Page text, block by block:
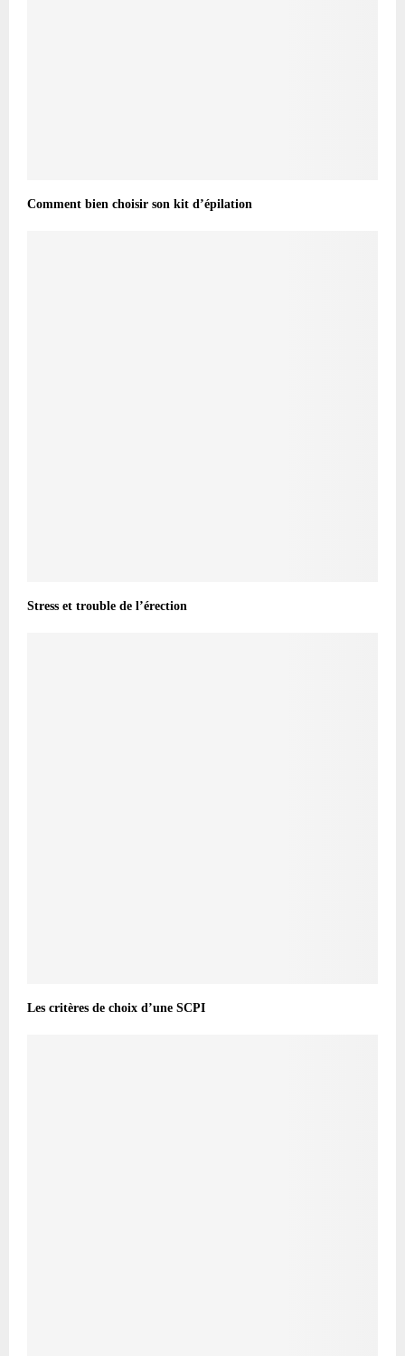
Comment bien choisir son kit d’épilation
Stress et trouble de l’érection
Les critères de choix d’une SCPI